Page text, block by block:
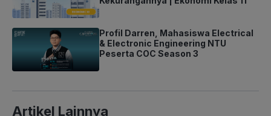
Profil Darren, Mahasiswa Electrical
& Electronic Engineering NTU
Peserta COC Season 3
Artikel Lainnya